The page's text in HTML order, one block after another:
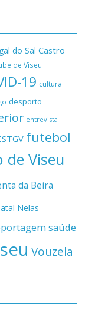
do Sal Castro
de Viseu
19 cultura
desporto
entrevista
futebol
Viseu
da Beira
Nelas
saúde
Vouzela